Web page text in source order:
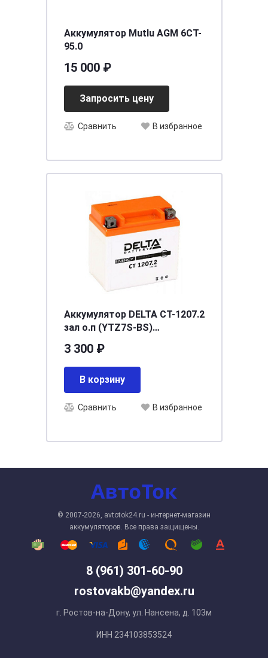
Аккумулятор Mutlu AGM 6CT-
95.0
15 000 ₽
Запросить цену
Сравнить В избранное
Аккумулятор DELTA СТ-1207.2
зал о.п (YTZ7S-BS)
3 300 ₽
В корзину
Сравнить В избранное
8 (961) 301-60-90
rostovakb@yandex.ru
г. Ростов-на-Дону, ул. Нансена, д. 103м
ИНН 234103853524
© 2007-2026, avtotok24.ru - интернет-магазин
аккумуляторов. Все права защищены.